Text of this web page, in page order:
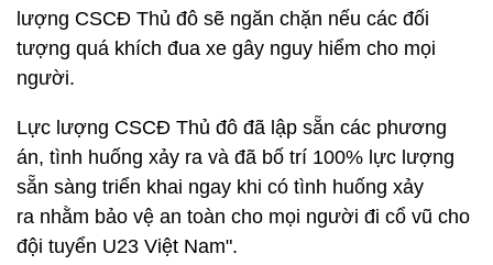
lượng CSCĐ Thủ đô sẽ ngăn chặn nếu các đối
tượng quá khích đua xe gây nguy hiểm cho mọi
người.
Lực lượng CSCĐ Thủ đô đã lập sẵn các phương
án, tình huống xảy ra và đã bố trí 100% lực lượng
sẵn sàng triển khai ngay khi có tình huống xảy
ra nhằm bảo vệ an toàn cho mọi người đi cổ vũ cho
đội tuyển U23 Việt Nam".